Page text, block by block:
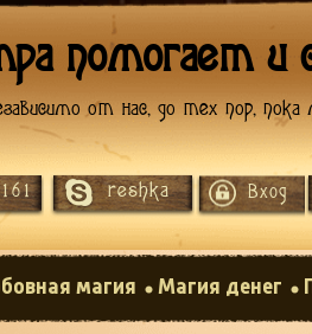
помогает и
от нас, до тех пор,
Вход
reshka
магия Магия денег